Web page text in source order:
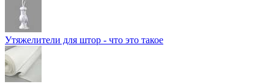
Утяжелители для штор - что это такое